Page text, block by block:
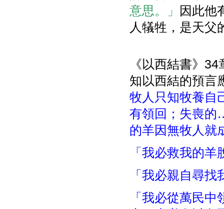
意思。」
因此他
人犠牲，是天父
《以西結書》
知以西結的預言
牧人只知牧養自
有領回；失喪的
的羊因無牧人
「我必救我的
「我必親自尋
「我必從萬民